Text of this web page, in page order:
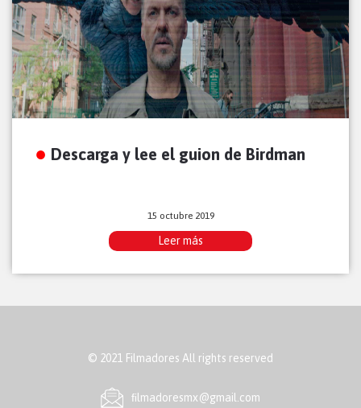
Descarga y lee el guion de Birdman
15 octubre 2019
Leer más
© 2021 Filmadores All rights reserved
ﬁlmadoresmx@gmail.com